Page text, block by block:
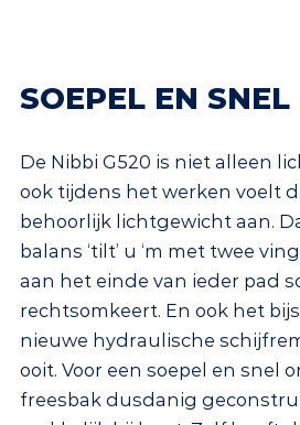
SOEPEL EN SNEL
De Nibbi G520 is niet alleen
ook tijdens het werken voelt
behoorlijk lichtgewicht aan.
balans ‘tilt’ u ‘m met twee
aan het einde van ieder pad
rechtsomkeert. En ook het
nieuwe hydraulische
ooit. Voor een soepel en snel
freesbak dusdanig